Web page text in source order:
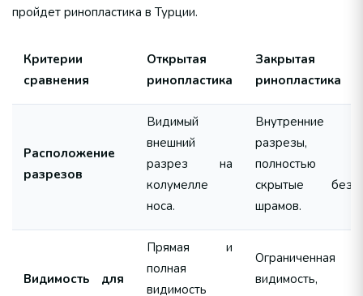
пройдет ринопластика в Турции.
Критерии
сравнения
Открытая
ринопластика
Закрытая
ринопластика
Расположение
разрезов
Видимый
внешний
разрез на
колумелле
носа.
Внутренние
разрезы,
полностью
скрытые без
шрамов.
Видимость для
Прямая и
полная
видимость
Ограниченная
видимость,